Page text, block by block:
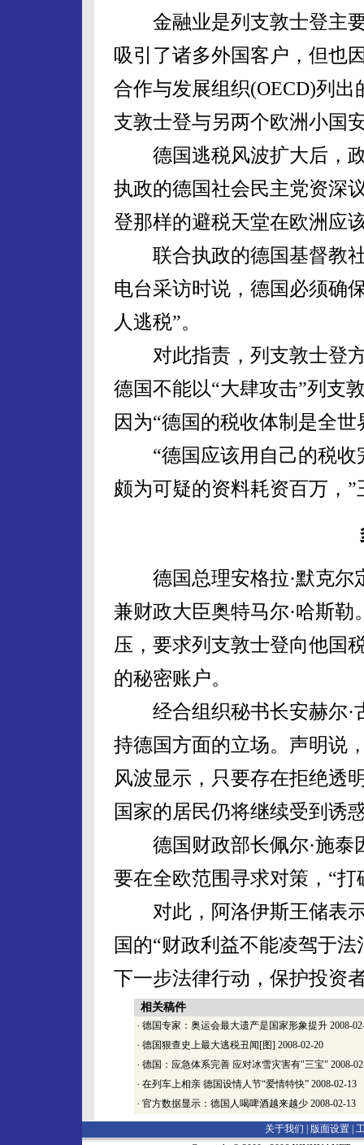
金融业是列支敦士登主要
吸引了诸多外国客户，但也
合作与发展组织(OECD)列
支敦士登与另两个欧洲小国
德国逃税风波扩大后，政
执政的德国社会民主党资深
登那样的避税天堂在欧洲应
联合执政的德国基督教社
电台采访时说，德国必须确
人逃税”。
对此指责，列支敦士登方
德国不能以“大肆攻击”列支
因为“德国的税收体制是全世
“德国应该用自己的税收
颇为可疑的资料耗资百万，”
德国总理安格拉·默克尔
兼财政大臣奥特马尔·哈斯
压，要求列支敦士登向他国
的秘密账户。
经合组织秘书长安赫尔·
持德国方面的立场。声明说
风波显示，只要存在拒绝透
国家的居民仍将继续受到诱
德国财政部长佩尔·施泰
要在全欧范围寻求对策，“打
对此，阿洛伊斯王储表示
国的“财政利益不能凌驾于
下一步法律行动，保护投资
相关稿件
· 德国专家：奥运会最大遗产是国家形象提升 2008-
· 德国狠查史上最大逃税丑闻[图] 2008-02-20
· 德国：应急体系完善 应对冰雪灾害有"三宝" 2008-
· 在列车上相亲 德国设情人节“爱情特快” 2008-02-13
· 官方数据显示：德国人喝啤酒越来越少 2008-02-13
关于我们 | 版面设置